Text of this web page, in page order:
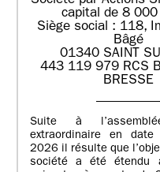
capital de 8 000
Siège social : 118,
Bâgé
01340 SAINT
443 119 979 RCS
BRESSE
Suite à
extraordinaire en
2026 il résulte que
société a été étendu